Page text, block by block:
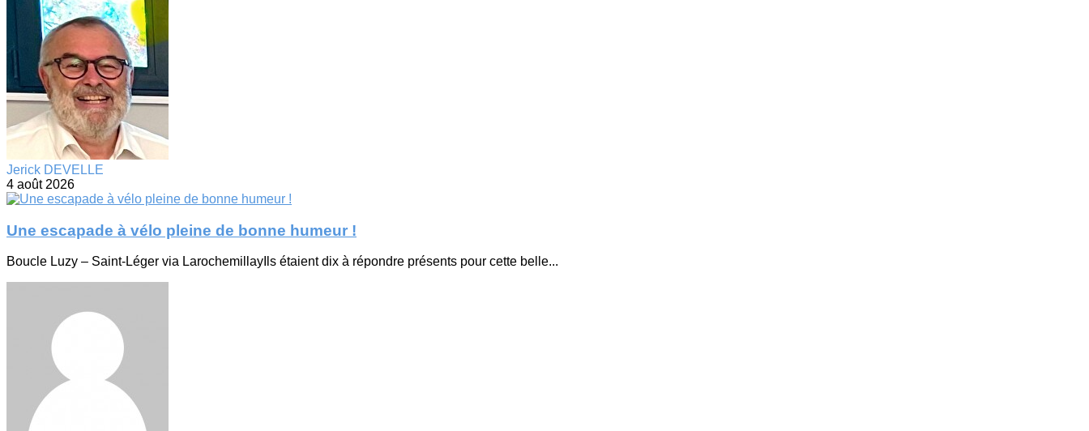
Jerick DEVELLE
4 août 2026
Une escapade à vélo pleine de bonne humeur !
Boucle Luzy – Saint-Léger via LarochemillayIls étaient dix à répondre présents pour cette belle...